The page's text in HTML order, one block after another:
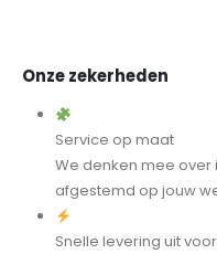
Onze zekerheden
Service op maat
We denken mee over
afgestemd op jouw
Snelle levering uit